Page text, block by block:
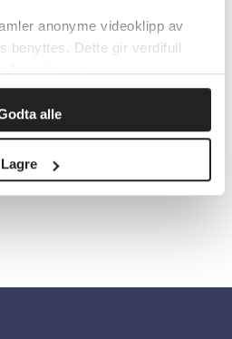
anonyme videoklipp av
benyttes. Dette gir verdifull
alle
Lagre
for personer med
sykdom
2024